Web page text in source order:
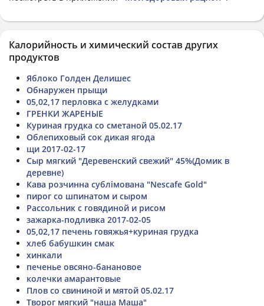
Калорийность и химический состав других
продуктов
Яблоко Голден Делишес
Обнаружен прыщи
05,02,17 перловка с желудками
ГРЕНКИ ЖАРЕНЫЕ
Куриная грудка со сметаной 05.02.17
Облепиховый сок дикая ягода
щи 2017-02-17
Сыр мягкий "Деревенский свежий" 45%(Домик в
деревне)
Кава розчинна сублімована "Nescafe Gold"
пирог со шпинатом и сыром
Рассольник с говядиной и рисом
зажарка-подливка 2017-02-05
05,02,17 печень говяжья+куриная грудка
хлеб бабушкин смак
хинкали
печенье овсяно-банановое
колечки амарантовые
Плов со свининой и мятой 05.02.17
Творог мягкий "наша Маша"